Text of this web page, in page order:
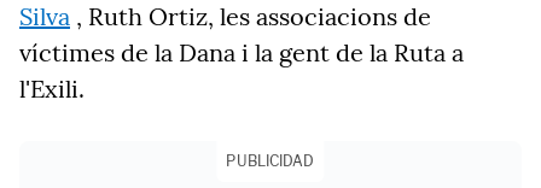
Silva , Ruth Ortiz, les associacions de
víctimes de la Dana i la gent de la Ruta a
l'Exili.
PUBLICIDAD